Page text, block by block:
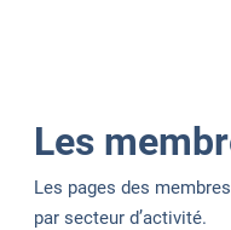
Les
Les pages des
par secteur d’activité.